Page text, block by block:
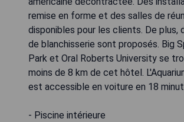
remise en forme et des salles de
disponibles pour les clients. De plus,
de blanchisserie sont proposés. Big
Park et Oral Roberts University se
moins de 8 km de cet hôtel.
est accessible en voiture en 18
- Piscine intérieure